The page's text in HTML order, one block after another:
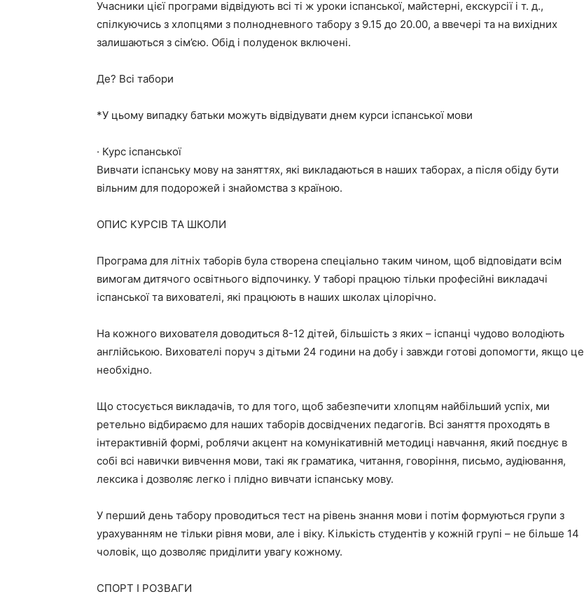
Учасники цієї програми відвідують всі ті ж уроки іспанської, майстерні, екскурсії і т. д.,
спілкуючись з хлопцями з полнодневного табору з 9.15 до 20.00, а ввечері та на вихідних
залишаються з сім’єю. Обід і полуденок включені.
Де? Всі табори
*У цьому випадку батьки можуть відвідувати днем курси іспанської мови
· Курс іспанської
Вивчати іспанську мову на заняттях, які викладаються в наших таборах, а після обіду бути
вільним для подорожей і знайомства з країною.
ОПИС КУРСІВ ТА ШКОЛИ
Програма для літніх таборів була створена спеціально таким чином, щоб відповідати всім
вимогам дитячого освітнього відпочинку. У таборі працюю тільки професійні викладачі
іспанської та вихователі, які працюють в наших школах цілорічно.
На кожного вихователя доводиться 8-12 дітей, більшість з яких – іспанці чудово володіють
англійською. Вихователі поруч з дітьми 24 години на добу і завжди готові допомогти, якщо це
необхідно.
Що стосується викладачів, то для того, щоб забезпечити хлопцям найбільший успіх, ми
ретельно відбираємо для наших таборів досвідчених педагогів. Всі заняття проходять в
інтерактивній формі, роблячи акцент на комунікативній методиці навчання, який поєднує в
собі всі навички вивчення мови, такі як граматика, читання, говоріння, письмо, аудіювання,
лексика і дозволяє легко і плідно вивчати іспанську мову.
У перший день табору проводиться тест на рівень знання мови і потім формуються групи з
урахуванням не тільки рівня мови, але і віку. Кількість студентів у кожній групі – не більше 14
чоловік, що дозволяє приділити увагу кожному.
СПОРТ І РОЗВАГИ